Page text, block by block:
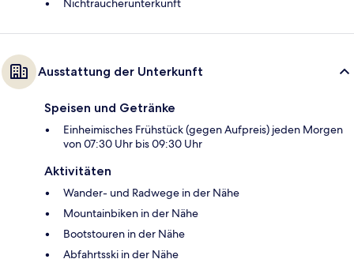
Nichtraucherunterkunft
Ausstattung der Unterkunft
Speisen und Getränke
Einheimisches Frühstück (gegen Aufpreis) jeden Morgen
von 07:30 Uhr bis 09:30 Uhr
Aktivitäten
Wander- und Radwege in der Nähe
Mountainbiken in der Nähe
Bootstouren in der Nähe
Abfahrtsski in der Nähe